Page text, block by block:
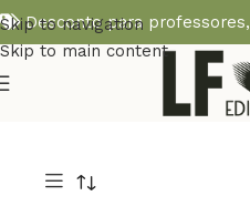
Skip to navigation
Skip to main content
Desconto para professores,